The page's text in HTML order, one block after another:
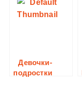
Украине
организовали
более 2 тысяч
буханок хлеба
Девочки-
подростки